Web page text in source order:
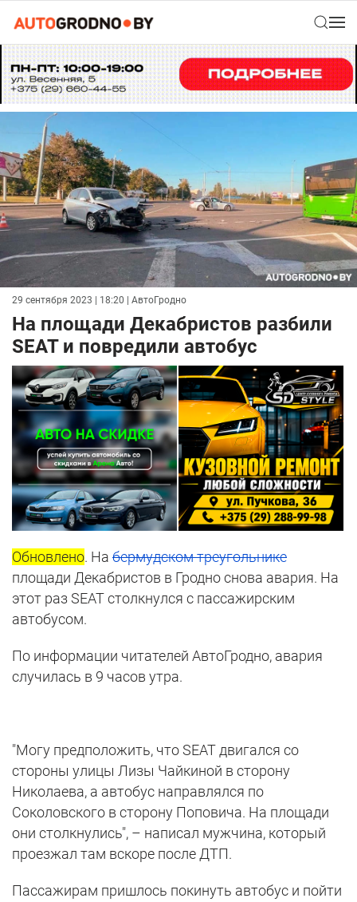
29 сентября 2023 | 18:20 | АвтоГродно
На площади Декабристов разбили
SEAT и повредили автобус
Обновлено. На бермудском треугольнике
площади Декабристов в Гродно снова авария. На
этот раз SEAT столкнулся с пассажирским
автобусом.
По информации читателей АвтоГродно, авария
случилась в 9 часов утра.
"Могу предположить, что SEAT двигался со
стороны улицы Лизы Чайкиной в сторону
Николаева, а автобус направлялся по
Соколовского в сторону Поповича. На площади
они столкнулись", – написал мужчина, который
проезжал там вскоре после ДТП.
Пассажирам пришлось покинуть автобус и пойти